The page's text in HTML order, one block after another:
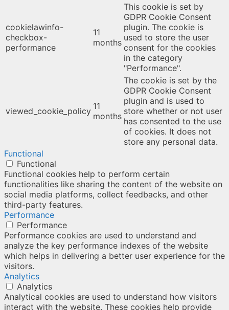
cookielawinfo-
checkbox-
performance
11
months
This cookie is set by
GDPR Cookie Consent
plugin. The cookie is
used to store the user
consent for the cookies
in the category
"Performance".
viewed_cookie_policy 11
months
The cookie is set by the
GDPR Cookie Consent
plugin and is used to
store whether or not user
has consented to the use
of cookies. It does not
store any personal data.
Functional
Functional
Functional cookies help to perform certain
functionalities like sharing the content of the website on
social media platforms, collect feedbacks, and other
third-party features.
Performance
Performance
Performance cookies are used to understand and
analyze the key performance indexes of the website
which helps in delivering a better user experience for the
visitors.
Analytics
Analytics
Analytical cookies are used to understand how visitors
interact with the website. These cookies help provide